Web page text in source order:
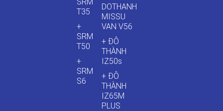
T35
+
SRM
T50
+
SRM
S6
DOTHANH
MISSU
VAN V56
+ ĐÔ
THÀNH
IZ50s
+ ĐÔ
THÀNH
IZ65M
PLUS